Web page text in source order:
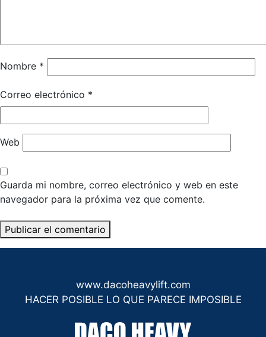
Nombre *
Correo electrónico *
Web
Guarda mi nombre, correo electrónico y web en este
navegador para la próxima vez que comente.
www.dacoheavylift.com
HACER POSIBLE LO QUE PARECE IMPOSIBLE